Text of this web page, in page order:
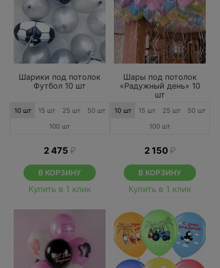
Шарики под потолок
Футбол 10 шт
10 шт 15 шт 25 шт
50 шт
100 шт
2 475 ₽
В КОРЗИНУ
Купить в 1 клик
Шары под потолок
«Радужный день» 10
шт
10 шт 15 шт 25 шт
50 шт
100 шт
2 150 ₽
В КОРЗИНУ
Купить в 1 клик